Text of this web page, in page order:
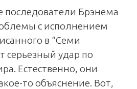
последователи Брэнема
с исполнением
в “Семи
серьезный удар по
Естественно, они
то объяснение. Вот,